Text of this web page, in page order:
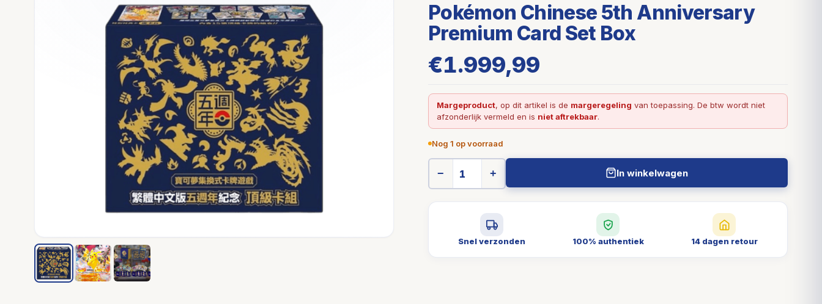
Pokémon Chinese 5th Anniversary
Premium Card Set Box
€1.999,99
Margeproduct, op dit artikel is de margeregeling van toepassing. De btw wordt niet
afzonderlijk vermeld en is niet aftrekbaar.
Nog 1 op voorraad
− + In winkelwagen
Snel verzonden 100% authentiek 14 dagen retour